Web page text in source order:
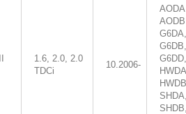
1.6, 2.0, 2.0
TDCi
10.2006-
G6DA,
G6DB,
G6DD,